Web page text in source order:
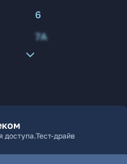
6
7А
доступа.Тест-драйв